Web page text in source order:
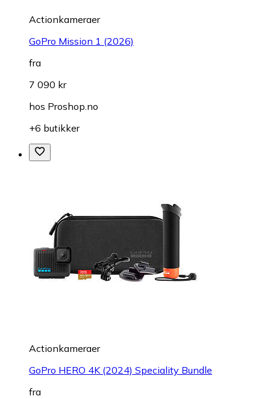
Actionkameraer
GoPro Mission 1 (2026)
fra
7 090 kr
hos Proshop.no
+6 butikker
Actionkameraer
GoPro HERO 4K (2024) Speciality Bundle
fra